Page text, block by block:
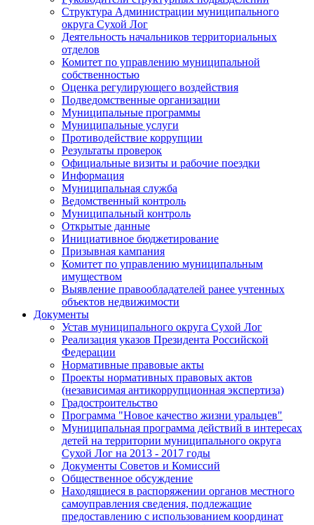
Структура Администрации муниципального
округа Сухой Лог
Деятельность начальников территориальных
отделов
Комитет по управлению муниципальной
собственностью
Оценка регулирующего воздействия
Подведомственные организации
Муниципальные программы
Муниципальные услуги
Противодействие коррупции
Результаты проверок
Официальные визиты и рабочие поездки
Информация
Муниципальная служба
Ведомственный контроль
Муниципальный контроль
Открытые данные
Инициативное бюджетирование
Призывная кампания
Комитет по управлению муниципальным
имуществом
Выявление правообладателей ранее учтенных
объектов недвижимости
Документы
Устав муниципального округа Сухой Лог
Реализация указов Президента Российской
Федерации
Нормативные правовые акты
Проекты нормативных правовых актов
(независимая антикоррупционная экспертиза)
Градостроительство
Программа "Новое качество жизни уральцев"
Муниципальная программа действий в интересах
детей на территории муниципального округа
Сухой Лог на 2013 - 2017 годы
Документы Советов и Комиссий
Общественное обсуждение
Находящиеся в распоряжении органов местного
самоуправления сведения, подлежащие
предоставлению с использованием координат